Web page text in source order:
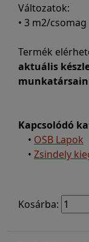
Változatok:
• 3 m2/csomag
Termék
aktuális
Kapcsolódó
• OSB Lapok
• Zsindely
Kosárba: